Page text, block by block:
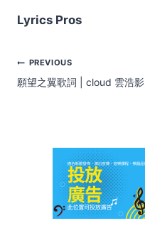
Lyrics Pros
Post
navigation
PREVIOUS
願望之翼歌詞 | cloud 雲浩影